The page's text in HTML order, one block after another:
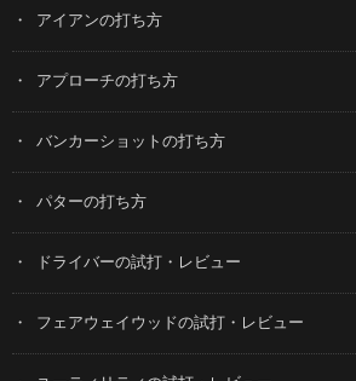
アイアンの打ち方
アプローチの打ち方
バンカーショットの打ち方
パターの打ち方
ドライバーの試打・レビュー
フェアウェイウッドの試打・レビュー